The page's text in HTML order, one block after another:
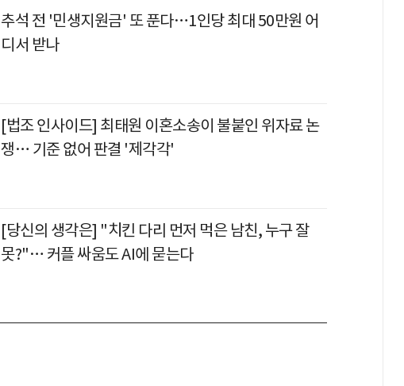
추석 전 '민생지원금' 또 푼다…1인당 최대 50만원 어
디서 받나
[법조 인사이드] 최태원 이혼소송이 불붙인 위자료 논
쟁… 기준 없어 판결 '제각각'
[당신의 생각은] "치킨 다리 먼저 먹은 남친, 누구 잘
못?"… 커플 싸움도 AI에 묻는다